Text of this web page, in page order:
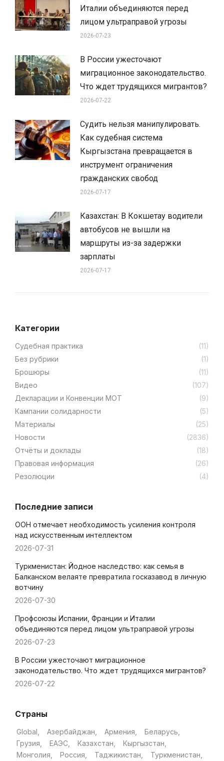
Италии объединяются перед
лицом ультраправой угрозы
2026-07-23
В России ужесточают
миграционное законодательство.
Что ждет трудящихся мигрантов?
2026-07-22
Судить нельзя манипулировать.
Как судебная система
Кыргызстана превращается в
инструмент ограничения
гражданских свобод
2026-07-17
Казахстан: В Кокшетау водители
автобусов не вышли на
маршруты из-за задержки
зарплаты
2026-07-17
Категории
Cудебная практика
(11)
Без рубрики
(1)
Брошюры
(11)
Видео
(107)
Декларации и Конвенции МОТ
(9)
Кампании солидарности
(5)
Материалы
(25)
Новости
(2836)
Отчёты и доклады
(18)
Правовая информация
(26)
Резолюции
(4)
Последние записи
ООН отмечает необходимость усиления контроля
над искусственным интеллектом
2026-07-31
Туркменистан: Йодное наследство: как семья в
Балканском велаяте превратила госказавод в личную
вотчину
2026-07-30
Профсоюзы Испании, Франции и Италии
объединяются перед лицом ультраправой угрозы
2026-07-23
В России ужесточают миграционное
законодательство. Что ждет трудящихся мигрантов?
2026-07-22
Страны
Global Азербайджан Армения
Беларусь
Грузия
ЕАЭС Казахстан
Кыргызстан
Монголия
Россия Таджикистан Туркменистан